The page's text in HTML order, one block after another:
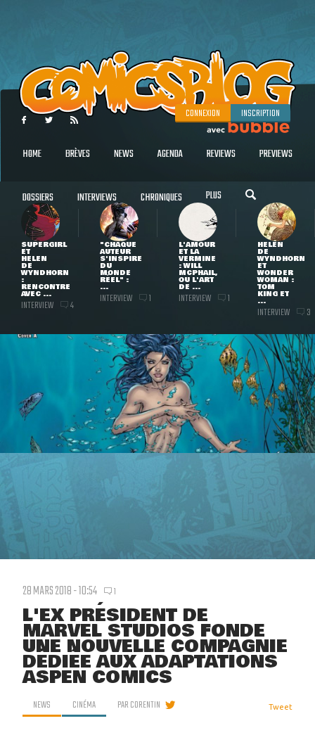
CONNEXION INSCRIPTION
HOME BRÈVES NEWS AGENDA REVIEWS PREVIEWS
DOSSIERS INTERVIEWS CHRONIQUES PLUS
SUPERGIRL
ET
HELEN
DE
WYNDHORN
:
RENCONTRE
AVEC ...
INTERVIEW 4
"CHAQUE
AUTEUR
S'INSPIRE
DU
MONDE
RÉEL" :
...
INTERVIEW 1
L'AMOUR
ET LA
VERMINE
: WILL
MCPHAIL,
OU L'ART
DE ...
INTERVIEW 1
HELEN
DE
WYNDHORN
ET
WONDER
WOMAN :
TOM
KING ET
...
INTERVIEW 3
28 MARS 2018 - 10:54 1
L'EX PRÉSIDENT DE
MARVEL STUDIOS FONDE
UNE NOUVELLE COMPAGNIE
DÉDIÉE AUX ADAPTATIONS
ASPEN COMICS
NEWS CINÉMA PARCORENTIN Tweet